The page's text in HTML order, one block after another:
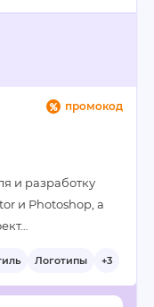
промокод
и разработку
и Photoshop, а
Логотипы +3